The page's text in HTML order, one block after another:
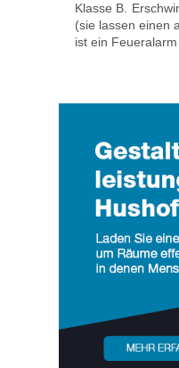
Klasse B.
(sie lassen einen
ist ein